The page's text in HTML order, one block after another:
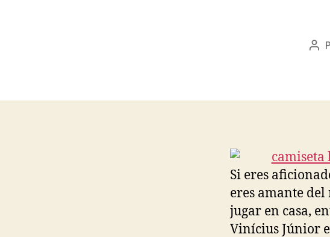
Si eres
eres amante
jugar en casa,
Vinícius Júnior